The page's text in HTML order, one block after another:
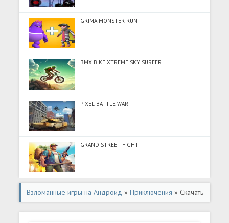
GRIMA MONSTER RUN
BMX BIKE XTREME SKY SURFER
PIXEL BATTLE WAR
GRAND STREET FIGHT
Взломанные игры на Андроид »Приключения » Скачать
Multiverse (Много монет) на Андроид